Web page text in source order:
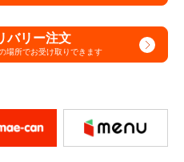
バリー注文
場所でお受け取りできます